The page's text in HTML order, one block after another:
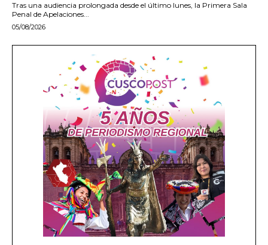
Tras una audiencia prolongada desde el último lunes, la Primera Sala
Penal de Apelaciones...
05/08/2026